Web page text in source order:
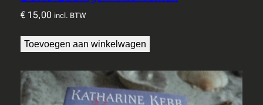
€15,00 incl. BTW
Toevoegen aan winkelwagen